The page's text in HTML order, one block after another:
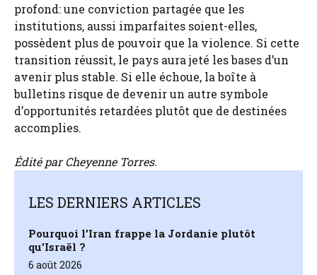
profond: une conviction partagée que les
institutions, aussi imparfaites soient-elles,
possèdent plus de pouvoir que la violence. Si cette
transition réussit, le pays aura jeté les bases d’un
avenir plus stable. Si elle échoue, la boîte à
bulletins risque de devenir un autre symbole
d’opportunités retardées plutôt que de destinées
accomplies.
Édité par Cheyenne Torres.
LES DERNIERS ARTICLES
Pourquoi l’Iran frappe la Jordanie plutôt
qu’Israël ?
6 août 2026